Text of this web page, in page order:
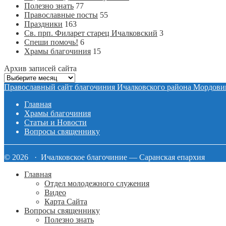
Полезно знать 77
Православные посты 55
Праздники 163
Св. прп. Филарет старец Ичалковский 3
Спеши помочь! 6
Храмы благочиния 15
Архив записей сайта
Архив
записей
Православный сайт благочиния Ичалковского района
Главная
Храмы благочиния
Статьи и Новости
Вопросы священнику
© 2026 · Ичалковское благочиние — Саранская епархия
Главная
Отдел молодежного служения
Видео
Карта Сайта
Вопросы священнику
Полезно знать